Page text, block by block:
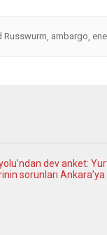
Russwurm ambargo